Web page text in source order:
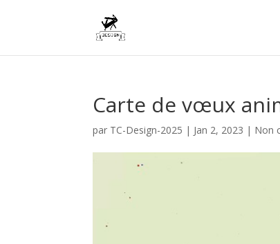
Carte de vœux
par TC-Design-2025 | Jan 2, 2023 | Non